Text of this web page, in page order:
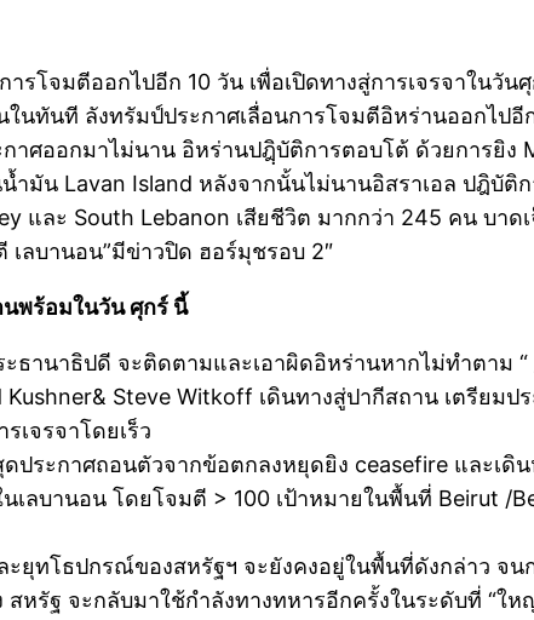
โจมตีออกไปอีก 10 วัน เพื่อเปิดทางสู่การเจรจาในวัน
นทันที ลังทรัมป์ประกาศเลื่อนการโจมตีอิหร่านออกไปอี
าศออกมาไม่นาน อิหร่านปฎฺิบัติการตอบโต้ ด้วยการยิง
ำมัน Lavan Island หลังจากนั้นไม่นานอิสราเอล ปฎิบัติ
และ South Lebanon เสียชีวิต มากกว่า 245 คน บาด
ลบานอน”มีข่าวปิด ฮอร์มุชรอบ 2″
พร้อมในวัน ศุกร์ นี้
ธานาธิปดี จะติดตามและเอาผิดอิหร่านหากไม่ทำตาม
Kushner& Steve Witkoff เดินทางสู่ปากีสถาน เตรียมป
เจรจาโดยเร็ว
ประกาศถอนตัวจากข้อตกลงหยุดยิง ceasefire และเดิ
ลบานอน โดยโจมตี > 100 เป้าหมายในพื้นที่ Beirut /
ยุทโธปกรณ์ของสหรัฐฯ จะยังคงอยู่ในพื้นที่ดังกล่าว จน
รัฐ จะกลับมาใช้กำลังทางทหารอีกครั้งในระดับที่ “ใ